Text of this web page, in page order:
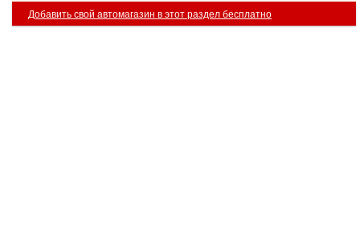
Добавить свой автомагазин в этот раздел бесплатно